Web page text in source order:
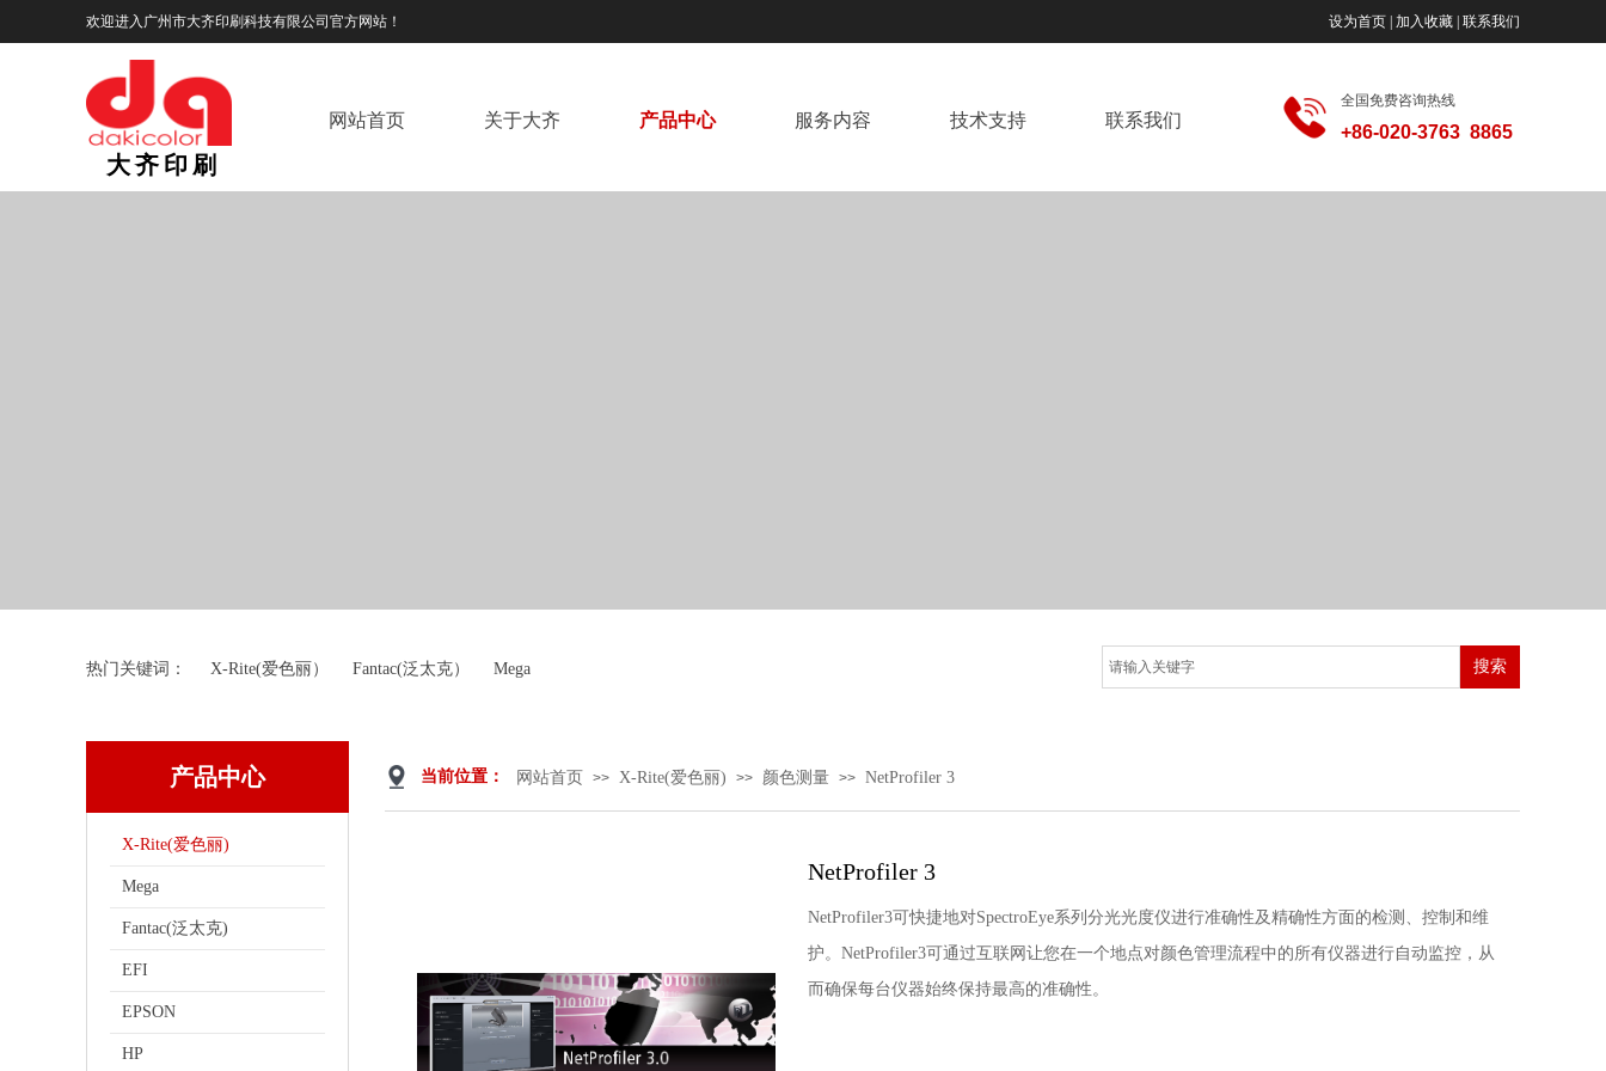
设为首页 | 加入收藏 | 联系我们
欢迎进入广州市大齐印刷科技有限公司官方网站！
+86-020-3763 8865
网站首页 关于大齐 产品中心 服务内容 技术支持 联系我们
全国免费咨询热线
大齐印刷
热门关键词： X-Rite(爱色丽） Fantac(泛太克） Mega 搜索
产品中心
X-Rite(爱色丽)
Mega
Fantac(泛太克)
EFI
EPSON
HP
当前位置： 网站首页 >> X-Rite(爱色丽) >> 颜色测量 >> NetProfiler 3
NetProfiler 3
NetProfiler3可快捷地对SpectroEye系列分光光度仪进行准确性及精确性方面的检测、控制和维
护。NetProfiler3可通过互联网让您在一个地点对颜色管理流程中的所有仪器进行自动监控，从
而确保每台仪器始终保持最高的准确性。